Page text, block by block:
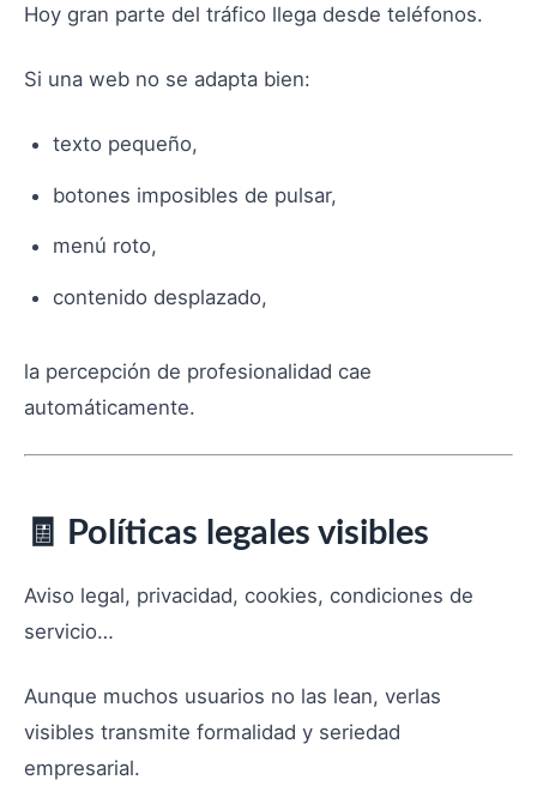
Hoy gran parte del tráfico llega desde teléfonos.
Si una web no se adapta bien:
texto pequeño,
botones imposibles de pulsar,
menú roto,
contenido desplazado,
la percepción de profesionalidad cae
automáticamente.
🧾 Políticas legales visibles
Aviso legal, privacidad, cookies, condiciones de
servicio…
Aunque muchos usuarios no las lean, verlas
visibles transmite formalidad y seriedad
empresarial.